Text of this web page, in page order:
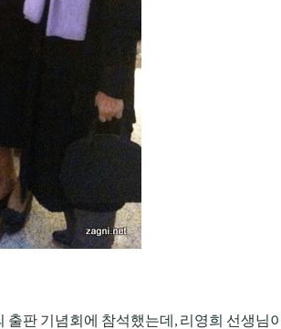
판 기념회에 참석했는데, 리영희 선생님